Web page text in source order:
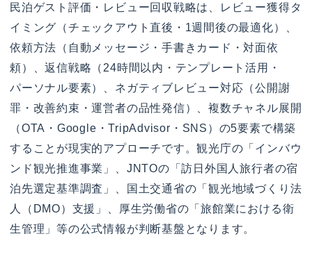
民泊ゲスト評価・レビュー回収戦略は、レビュー獲得タ
イミング（チェックアウト直後・1週間後の最適化）、
依頼方法（自動メッセージ・手書きカード・対面依
頼）、返信戦略（24時間以内・テンプレート活用・
パーソナル要素）、ネガティブレビュー対応（公開謝
罪・改善約束・運営者の品性発信）、複数チャネル展開
（OTA・Google・TripAdvisor・SNS）の5要素で構築
することが現実的アプローチです。観光庁の「インバウ
ンド観光推進事業」、JNTOの「訪日外国人旅行者の宿
泊先選定基準調査」、国土交通省の「観光地域づくり法
人（DMO）支援」、厚生労働省の「旅館業における衛
生管理」等の公式情報が判断基盤となります。